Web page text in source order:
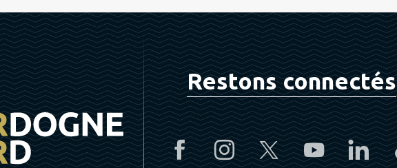
Restons connectés